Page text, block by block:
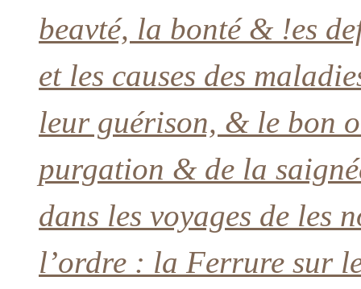
beavté, la bonté & !es
et les causes des
leur guérison, & le bon
purgation & de la
dans les voyages de les
l’ordre : la Ferrure sur